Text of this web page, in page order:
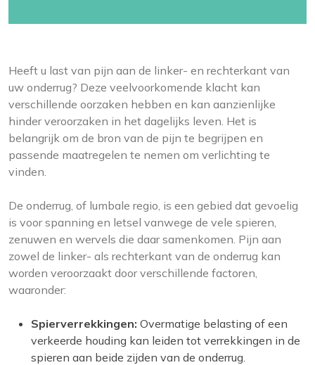
Heeft u last van pijn aan de linker- en rechterkant van
uw onderrug? Deze veelvoorkomende klacht kan
verschillende oorzaken hebben en kan aanzienlijke
hinder veroorzaken in het dagelijks leven. Het is
belangrijk om de bron van de pijn te begrijpen en
passende maatregelen te nemen om verlichting te
vinden.
De onderrug, of lumbale regio, is een gebied dat gevoelig
is voor spanning en letsel vanwege de vele spieren,
zenuwen en wervels die daar samenkomen. Pijn aan
zowel de linker- als rechterkant van de onderrug kan
worden veroorzaakt door verschillende factoren,
waaronder:
Spierverrekkingen: Overmatige belasting of een
verkeerde houding kan leiden tot verrekkingen in de
spieren aan beide zijden van de onderrug.